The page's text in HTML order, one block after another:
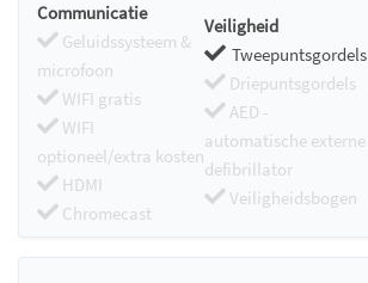
Communicatie
Geluidssysteem &
microfoon
WIFI gratis
WIFI
optioneel/extra kosten
HDMI
Chromecast
Veiligheid
Tweepuntsgordels
Driepuntsgordels
AED -
automatische externe
defibrillator
Veiligheidsbogen